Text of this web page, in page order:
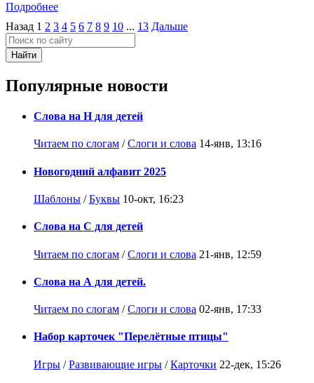
Подробнее
Назад 1 2 3 4 5 6 7 8 9 10 ... 13 Дальше
Найти
Популярные новости
Слова на Н для детей
Читаем по слогам /Слоги и слова 14-янв, 13:16
Новогодний алфавит 2025
Шаблоны /Буквы 10-окт, 16:23
Слова на С для детей
Читаем по слогам /Слоги и слова 21-янв, 12:59
Слова на А для детей.
Читаем по слогам /Слоги и слова 02-янв, 17:33
Набор карточек "Перелётные птицы"
Игры /Развивающие игры /Карточки 22-дек, 15:26